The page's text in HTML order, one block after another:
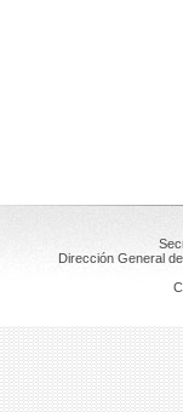
Dirección General